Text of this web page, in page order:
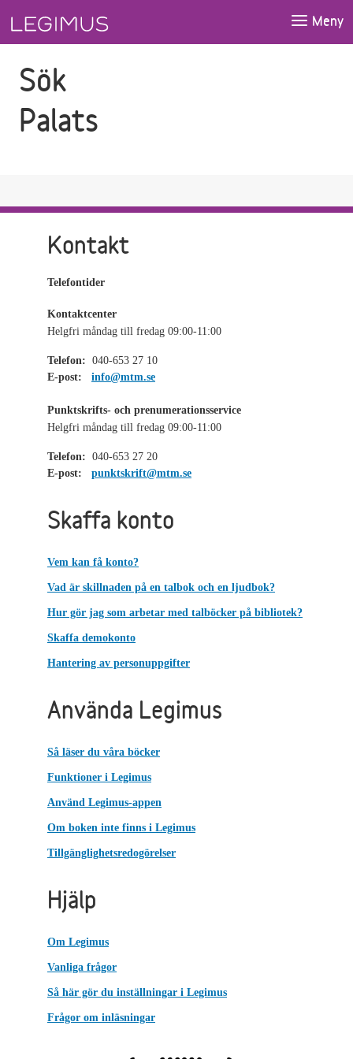
Meny
Sök
Palats
Kontakt
Telefontider
Kontaktcenter
Helgfri måndag till fredag 09:00-11:00
Telefon: 040-653 27 10
E-post:
info@mtm.se
Punktskrifts- och prenumerationsservice
Helgfri måndag till fredag 09:00-11:00
Telefon: 040-653 27 20
E-post:
punktskrift@mtm.se
Skaffa konto
Vem kan få konto?
Vad är skillnaden på en talbok och en ljudbok?
Hur gör jag som arbetar med talböcker på bibliotek?
Skaffa demokonto
Hantering av personuppgifter
Använda Legimus
Så läser du våra böcker
Funktioner i Legimus
Använd Legimus-appen
Om boken inte finns i Legimus
Tillgänglighetsredogörelser
Hjälp
Om Legimus
Vanliga frågor
Så här gör du inställningar i Legimus
Frågor om inläsningar